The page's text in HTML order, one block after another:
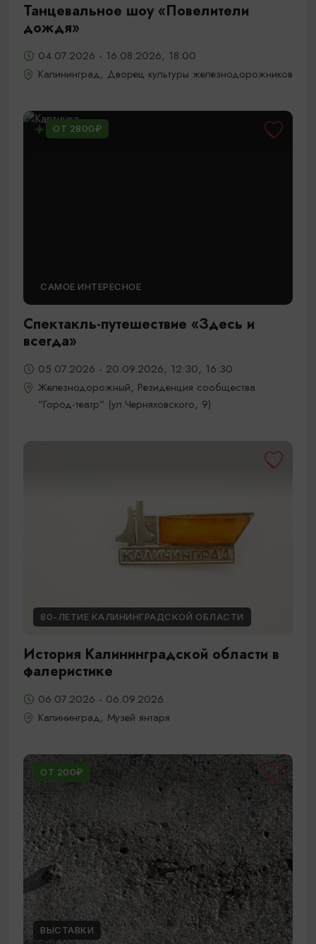
Танцевальное шоу «Повелители
дождя»
04.07.2026 - 16.08.2026, 18:00
Калининград, Дворец культуры железнодорожников
ОТ 2800₽
САМОЕ ИНТЕРЕСНОЕ
Спектакль-путешествие «Здесь и
всегда»
05.07.2026 - 20.09.2026, 12:30, 16:30
Железнодорожный, Резиденция сообщества
"Город-театр" (ул.Черняховского, 9)
80-ЛЕТИЕ КАЛИНИНГРАДСКОЙ ОБЛАСТИ
История Калининградской области в
фалеристике
06.07.2026 - 06.09.2026
Калининград, Музей янтаря
ОТ 200₽
ВЫСТАВКИ